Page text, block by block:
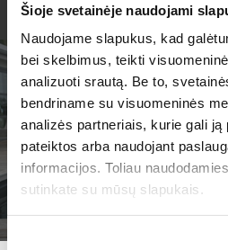
Šioje svetainėje naudojami
Naudojame slapukus, kad
bei skelbimus, teikti
analizuoti srautą. Be to,
bendriname su visuomeninės
analizės partneriais, kurie gali ją
pateiktos arba naudojant
informacijos. Toliau
sutinkate su mūsų slapukais.
Sutikimo
Kelionės kaina nėra galutinė ir
nuo skrydžio bilietų
Nurodyta kaina asmeniui
Būtini asmens dokumentai:LR
TURIME
JUMS